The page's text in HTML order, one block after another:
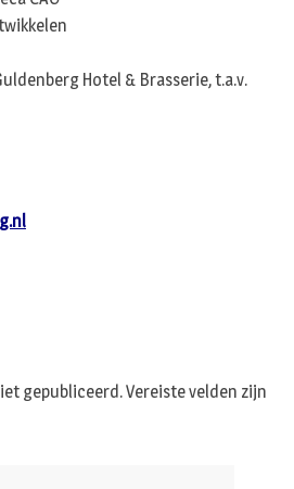
Hotel & Brasserie, t.a.v.
gepubliceerd.Vereiste velden zijn